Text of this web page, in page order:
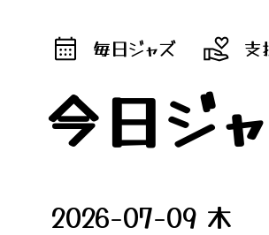
毎日ジャズ 支
今日ジ
2026-07-09 木